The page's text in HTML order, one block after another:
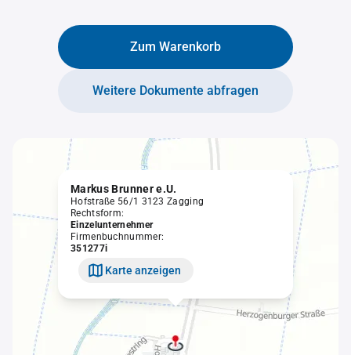
Zum Warenkorb
Weitere Dokumente abfragen
Markus Brunner e.U.
Hofstraße 56/1 3123 Zagging
Rechtsform:
Einzelunternehmer
Firmenbuchnummer:
351277i
Karte anzeigen